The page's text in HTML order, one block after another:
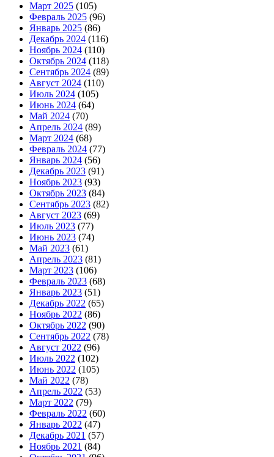
Март 2025 (105)
Февраль 2025 (96)
Январь 2025 (86)
Декабрь 2024 (116)
Ноябрь 2024 (110)
Октябрь 2024 (118)
Сентябрь 2024 (89)
Август 2024 (110)
Июль 2024 (105)
Июнь 2024 (64)
Май 2024 (70)
Апрель 2024 (89)
Март 2024 (68)
Февраль 2024 (77)
Январь 2024 (56)
Декабрь 2023 (91)
Ноябрь 2023 (93)
Октябрь 2023 (84)
Сентябрь 2023 (82)
Август 2023 (69)
Июль 2023 (77)
Июнь 2023 (74)
Май 2023 (61)
Апрель 2023 (81)
Март 2023 (106)
Февраль 2023 (68)
Январь 2023 (51)
Декабрь 2022 (65)
Ноябрь 2022 (86)
Октябрь 2022 (90)
Сентябрь 2022 (78)
Август 2022 (96)
Июль 2022 (102)
Июнь 2022 (105)
Май 2022 (78)
Апрель 2022 (53)
Март 2022 (79)
Февраль 2022 (60)
Январь 2022 (47)
Декабрь 2021 (57)
Ноябрь 2021 (84)